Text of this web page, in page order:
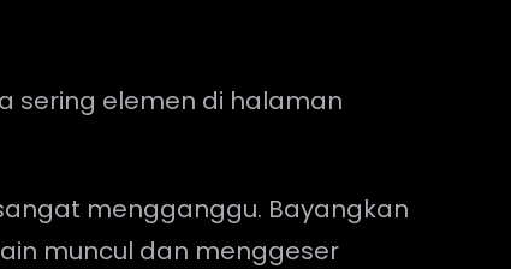
sering elemen di halaman
mengganggu. Bayangkan
muncul dan menggeser